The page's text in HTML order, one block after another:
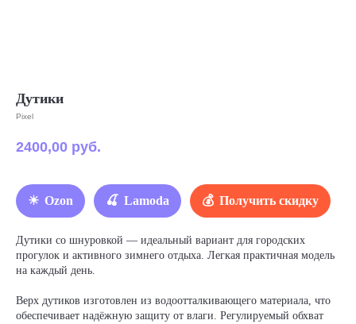
Дутики
Pixel
2400,00 руб.
Ozon Lamoda Получить скидку
Дутики со шнуровкой — идеальный вариант для городских
прогулок и активного зимнего отдыха. Легкая практичная модель
на каждый день.
Верх дутиков изготовлен из водоотталкивающего материала, что
обеспечивает надёжную защиту от влаги. Регулируемый обхват